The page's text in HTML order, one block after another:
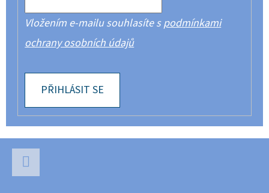
Vložením e-mailu souhlasíte spodmínkami
ochrany osobních údajů
PŘIHLÁSIT SE